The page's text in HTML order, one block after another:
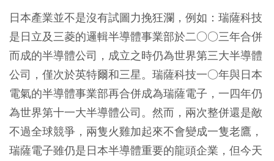
日本產業並不是沒有試圖力挽狂瀾，例如：瑞薩科技
是日立及三菱的邏輯半導體事業部於二○○三年合併
而成的半導體公司，成立之時仍為世界第三大半導體
公司，僅次於英特爾和三星。瑞薩科技一○年與日本
電氣的半導體事業部再合併成為瑞薩電子，一四年仍
為世界第十一大半導體公司。然而，兩次整併還是敵
不過全球競爭，兩隻火雞加起來不會變成一隻老鷹，
瑞薩電子雖仍是日本半導體重要的龍頭企業，但今天